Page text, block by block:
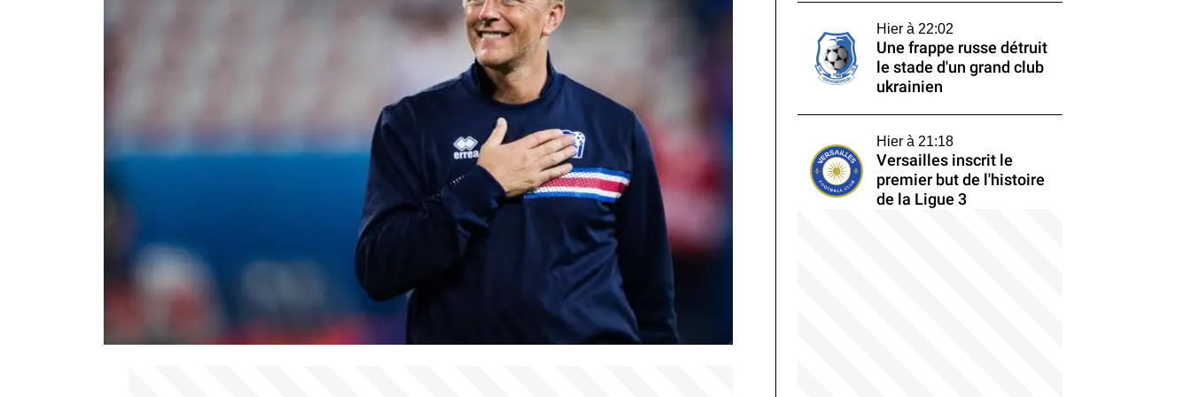
Hier à 22:02
Une frappe russe détruit
le stade d'un grand club
ukrainien
Hier à 21:18
Versailles inscrit le
premier but de l'histoire
de la Ligue 3